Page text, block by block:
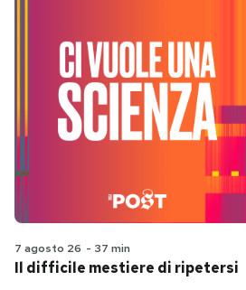
7 agosto 26 - 37 min
Il difficile mestiere di ripetersi